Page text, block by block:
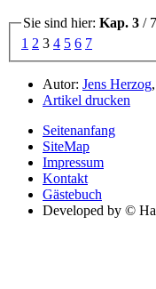
Sie sind hier: Kap. 3 / 7
1 2 3 4 5 6 7
Autor: Jens Herzog
Artikel drucken
Seitenanfang
SiteMap
Impressum
Kontakt
Gästebuch
Developed by ©